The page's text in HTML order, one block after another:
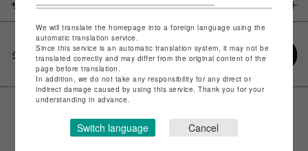
サイズ
シェアする
We will translate the homepage into a foreign language using the
automatic translation service.
Since this service is an automatic translation system, it may not be
translated correctly and may differ from the original content of the
page before translation.
In addition, we do not take any responsibility for any direct or
indirect damage caused by using this service. Thank you for your
understanding in advance.
Switch language Cancel